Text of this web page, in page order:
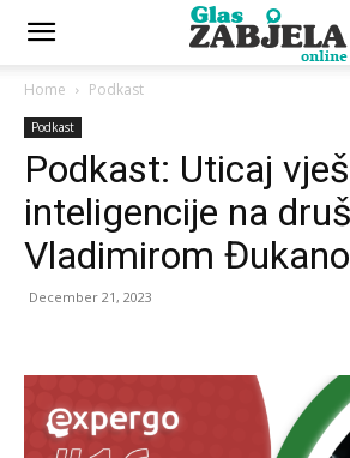
Home Podkast
Podkast
Podkast: Uticaj
inteligencije na
Vladimirom
December 21, 2023